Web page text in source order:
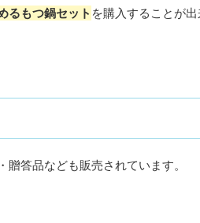
るもつ鍋セット を購入することが出
答品なども販売されています。